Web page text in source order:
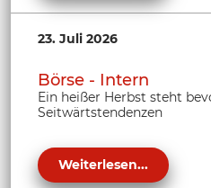
23. Juli 2026
Börse - Intern
Ein heißer Herbst steht
Seitwärtstendenzen
Weiterlesen...